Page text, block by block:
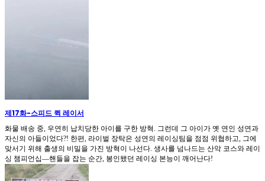
제17화-스피드 퀵 레이서
화물 배송 중, 우연히 납치당한 아이를 구한 방혁. 그런데 그 아이가 옛 연인 성연과
자신의 아들이었다?! 한편, 라이벌 장탁은 성연의 레이싱팀을 점점 위협하고, 그에
맞서기 위해 출생의 비밀을 가진 방혁이 나선다. 생사를 넘나드는 산악 코스와 레이
싱 챔피언십—핸들을 잡는 순간, 봉인됐던 레이싱 본능이 깨어난다!